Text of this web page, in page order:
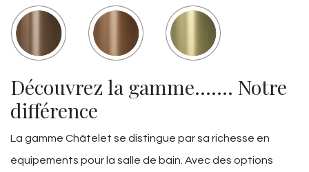
Découvrez la gamme……. Notre
différence
La gamme Châtelet se distingue par sa richesse en
équipements pour la salle de bain. Avec des options